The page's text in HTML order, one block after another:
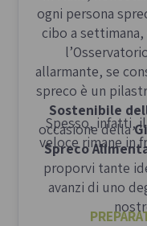
ogni persona
cibo a settimana,
allarmante, se
spreco è un
Sostenibile
occasione della
Spreco
proporvi tante
avanzi di uno
Spesso, infatti,
veloce rimane in